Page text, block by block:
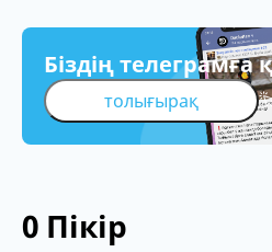
Біздің телеграмға
толығырақ
0 Пікір